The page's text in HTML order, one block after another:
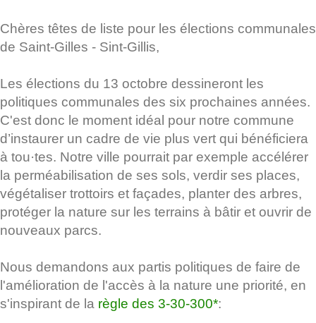
Chères têtes de liste pour les élections communales
de Saint-Gilles - Sint-Gillis,
Les élections du 13 octobre dessineront les
politiques communales des six prochaines années.
C'est donc le moment idéal pour notre commune
d’instaurer un cadre de vie plus vert qui bénéficiera
à tou·tes. Notre ville pourrait par exemple accélérer
la perméabilisation de ses sols, verdir ses places,
végétaliser trottoirs et façades, planter des arbres,
protéger la nature sur les terrains à bâtir et ouvrir de
nouveaux parcs.
Nous demandons aux partis politiques de faire de
l'amélioration de l'accès à la nature une priorité, en
s'inspirant de la règle des 3-30-300*: